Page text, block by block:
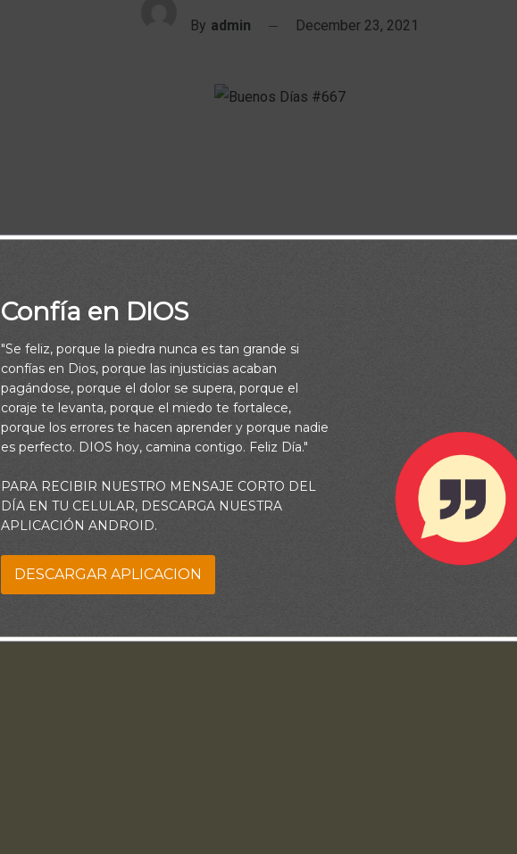
By admin December 23, 2021
Confía en DIOS
"Se feliz, porque la piedra nunca es tan grande si
confías en Dios, porque las injusticias acaban
pagándose, porque el dolor se supera, porque el
coraje te levanta, porque el miedo te fortalece,
porque los errores te hacen aprender y porque nadie
es perfecto. DIOS hoy, camina contigo. Feliz Día."
PARA RECIBIR NUESTRO MENSAJE CORTO DEL
DÍA EN TU CELULAR, DESCARGA NUESTRA
APLICACIÓN ANDROID.
DESCARGAR APLICACION